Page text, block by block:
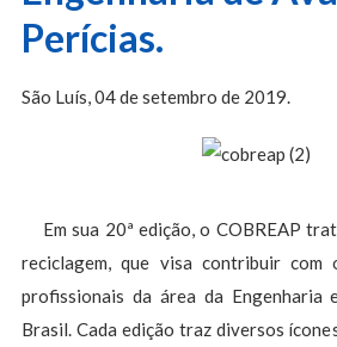
Perícias.
São Luís, 04 de setembro de 2019.
Em sua 20ª edição, o COBREAP
reciclagem, que visa contribuir com
profissionais da área da Engenharia
Brasil. Cada edição traz diversos